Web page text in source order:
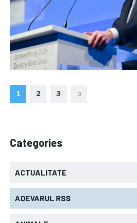
1 2 3
Categories
ACTUALITATE
ADEVARUL RSS